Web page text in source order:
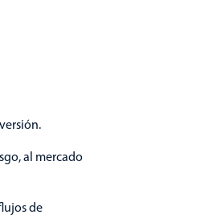
al mercado
de